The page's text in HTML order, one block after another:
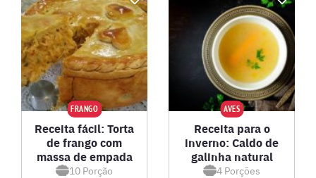
FRANGO
Receita fácil: Torta
de frango com
massa de empada
10 Porção
AVES
Receita para o
inverno: Caldo de
galinha natural
4 Porções